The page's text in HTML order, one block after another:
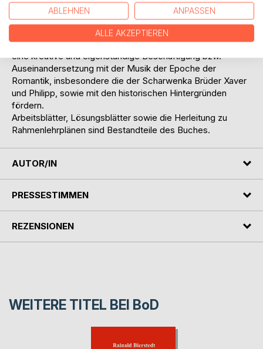
Entdeckungstour in Geschichte, Kunst und Kultur" werden
Zielte, Inhalte und Aufgabenstellungen von 5
verschiedenen Angeboten / Touren ausführlich vorgestellt.
Dabei werden besonders Schülerprojekte beschrieben, die
eine kreative und eigenständige Beschäftigung bzw.
Auseinandersetzung mit der Musik der Epoche der
Romantik, insbesondere die der Scharwenka Brüder Xaver
und Philipp, sowie mit den historischen Hintergründen
fördern.
Arbeitsblätter, Lösungsblätter sowie die Herleitung zu
Rahmenlehrplänen sind Bestandteile des Buches.
AUTOR/IN
PRESSESTIMMEN
REZENSIONEN
WEITERE TITEL BEI BoD
ABLEHNEN ANPASSEN
ALLE AKZEPTIEREN